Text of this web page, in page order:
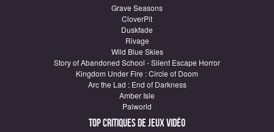
Grave Seasons
CloverPit
Duskfade
Rivage
Wild Blue Skies
Story of Abandoned School - Silent Escape Horror
Kingdom Under Fire : Circle of Doom
Arc the Lad : End of Darkness
Amber Isle
Palworld
Top critiques de Jeux vidéo